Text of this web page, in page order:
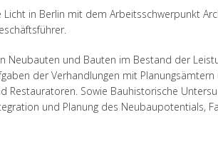
in Berlin mit dem Arbeitsschwerpunkt
und Bauten im Bestand der
der Verhandlungen mit
Restauratoren. Sowie Bauhistorische
und Planung des Neubaupotentials,